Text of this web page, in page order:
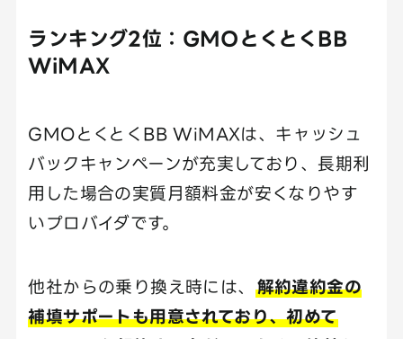
ランキング2位：GMOとくとくBB
WiMAX
GMOとくとくBB WiMAXは、キャッシュ
バックキャンペーンが充実しており、長期利
用した場合の実質月額料金が安くなりやす
いプロバイダです。
他社からの乗り換え時には、 解約違約金の
補填サポートも用意されており、初めて